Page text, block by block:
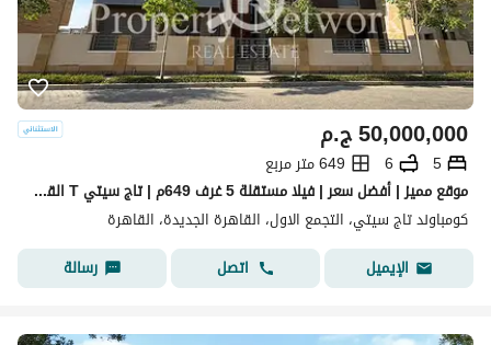
ج.م50,000,000
5
6
649 متر مربع
موقع مميز | أفضل سعر | فيلا مستقلة 5 غرف 649م | تاج سيتي T القاهرة الجديدة نصف تشطيب جاهزة للاستلام الفوري
كومباوند تاج سيتي، التجمع الاول، القاهرة الجديدة، القاهرة
الإيميل
اتصل رسالة